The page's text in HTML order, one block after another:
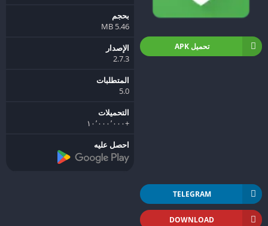
تحميل APK
TELEGRAM
DOWNLOAD
بحجم
5.46 MB
الإصدار
2.7.3
المتطلبات
5.0
التحميلات
+١٠٬٠٠٠٬٠٠٠
احصل عليه